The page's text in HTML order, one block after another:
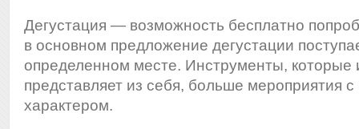
Дегустация — возможность бесплатно
в основном предложение дегустации
определенном месте. Инструменты, которые
представляет из себя, больше мероприятия
характером.